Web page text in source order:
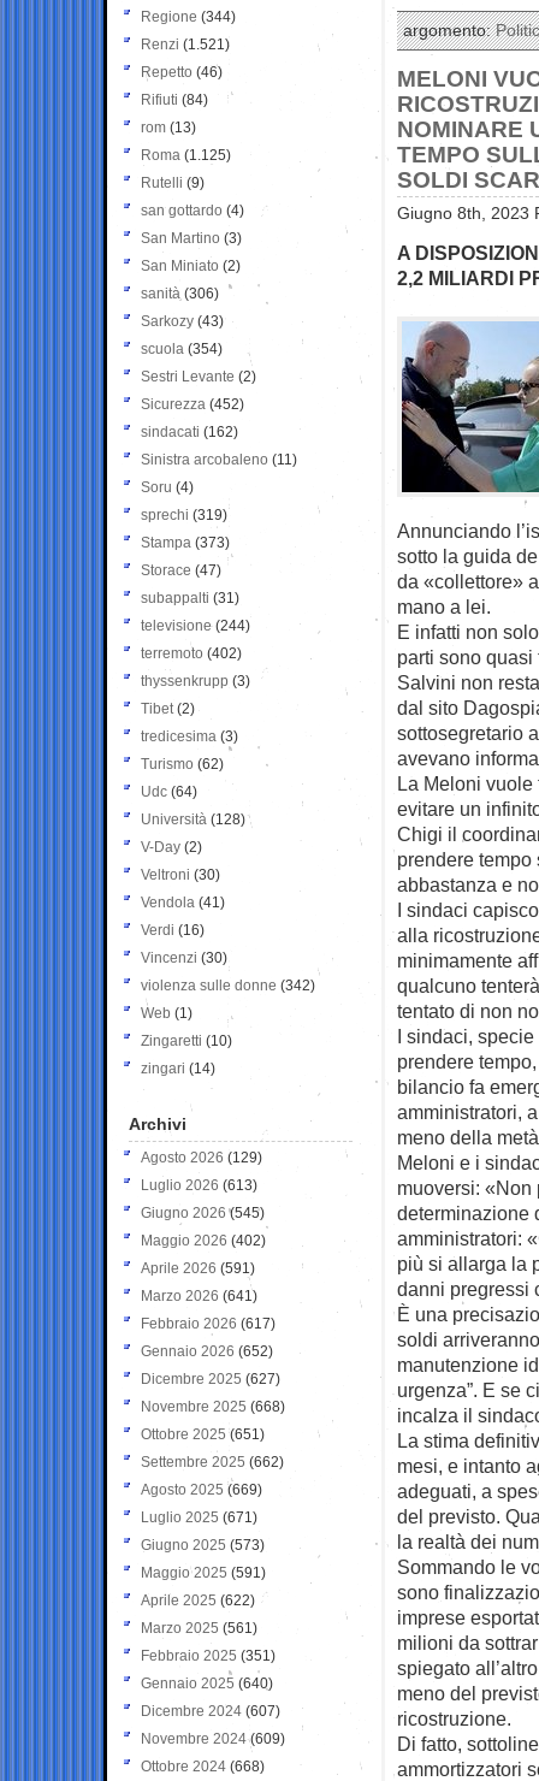
argomento:
MELONI
NOMINARE
TEMPO
SOLDI
Giugno 8th, 2023
A
2,2 MILIARDI
Annunciando
sotto la guida
da «collettore»
mano a lei.
E infatti non
parti sono quasi
Salvini non
dal sito
sottosegretario
avevano
La Meloni vuole
evitare un
Chigi il
prendere
abbastanza e
I sindaci
alla
minimamente
qualcuno
tentato di non
I sindaci,
prendere
bilancio fa
amministratori,
meno della
Meloni e i
muoversi: «Non
determinazione
amministratori:
più si allarga la
danni pregressi
È una
soldi
manutenzione
urgenza”. E se
incalza il
La stima
mesi, e intanto
adeguati, a
del previsto.
la realtà dei
Sommando le
sono
imprese
milioni da
spiegato
meno del
ricostruzione.
Di fatto,
ammortizzatori
Regione (344)
Renzi (1.521)
Repetto (46)
Rifiuti (84)
rom (13)
Roma (1.125)
Rutelli (9)
san gottardo (4)
San Martino (3)
San Miniato (2)
sanità (306)
Sarkozy (43)
scuola (354)
Sestri Levante (2)
Sicurezza (452)
sindacati (162)
Sinistra arcobaleno (11)
Soru (4)
sprechi (319)
Stampa (373)
Storace (47)
subappalti (31)
televisione(244)
terremoto (402)
thyssenkrupp (3)
Tibet(2)
tredicesima (3)
Turismo (62)
Udc (64)
Università (128)
V-Day (2)
Veltroni (30)
Vendola (41)
Verdi (16)
Vincenzi (30)
violenza sulle donne (342)
Web (1)
Zingaretti (10)
zingari (14)
Archivi
Agosto 2026 (129)
Luglio 2026 (613)
Giugno 2026 (545)
Maggio 2026 (402)
Aprile 2026 (591)
Marzo 2026 (641)
Febbraio 2026 (617)
Gennaio 2026 (652)
Dicembre 2025 (627)
Novembre 2025 (668)
Ottobre 2025 (651)
Settembre 2025 (662)
Agosto 2025 (669)
Luglio 2025 (671)
Giugno 2025 (573)
Maggio 2025 (591)
Aprile 2025 (622)
Marzo 2025 (561)
Febbraio 2025 (351)
Gennaio 2025 (640)
Dicembre 2024 (607)
Novembre 2024(609)
Ottobre 2024 (668)